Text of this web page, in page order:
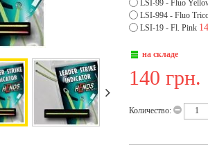
LSI-99 - Fluo
LSI-994 - Fluo
LSI-19 - Fl. Pink
на складе
140 грн.
Количество: